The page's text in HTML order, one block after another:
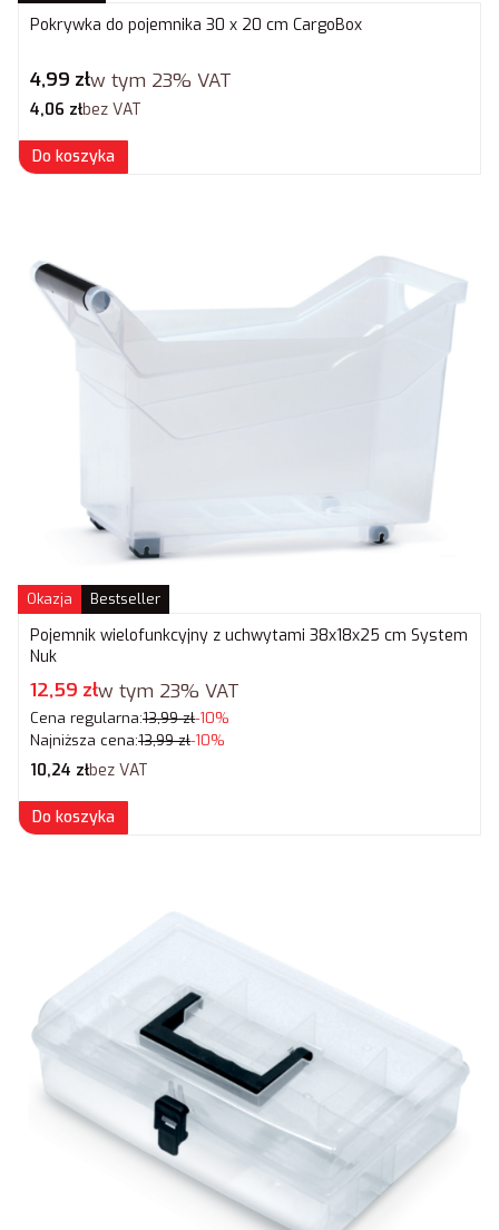
Pokrywka do pojemnika 30 x 20 cm CargoBox
Cena brutto
4,99 złw tym 23% VAT
Cena netto
4,06 złbez VAT
Do koszyka
Okazja Bestseller
Pojemnik wielofunkcyjny z uchwytami 38x18x25 cm System
Nuk
Cena promocyjna brutto
12,59 złw tym 23% VAT
Cena regularna:13,99 zł-10%
Najniższa cena:13,99 zł-10%
Cena netto
10,24 złbez VAT
Do koszyka